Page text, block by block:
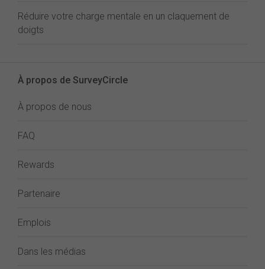
Réduire votre charge mentale en un claquement de
doigts
À propos de SurveyCircle
À propos de nous
FAQ
Rewards
Partenaire
Emplois
Dans les médias